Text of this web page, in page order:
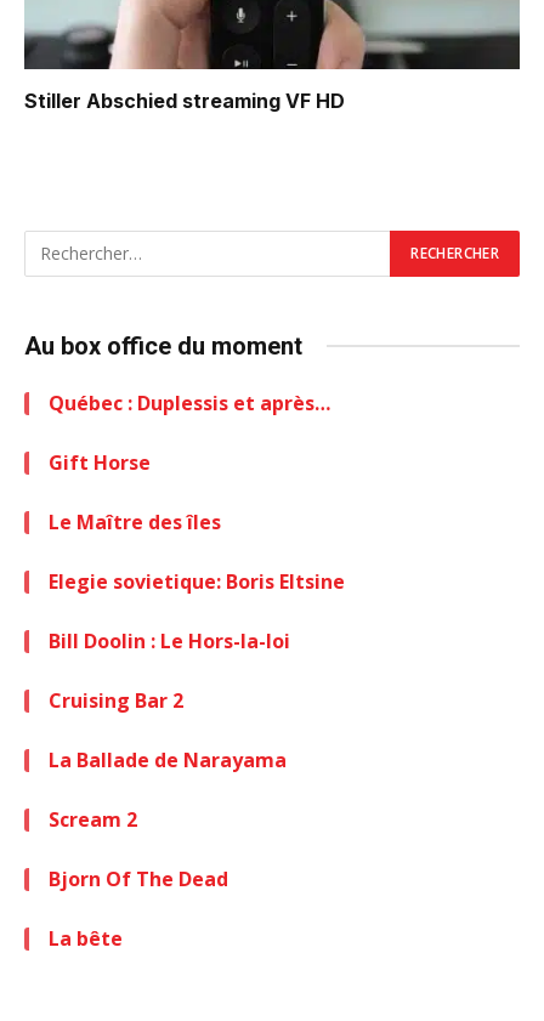
Stiller Abschied streaming VF HD
Au box office du moment
Québec : Duplessis et après…
Gift Horse
Le Maître des îles
Elegie sovietique: Boris Eltsine
Bill Doolin : Le Hors-la-loi
Cruising Bar 2
La Ballade de Narayama
Scream 2
Bjorn Of The Dead
La bête